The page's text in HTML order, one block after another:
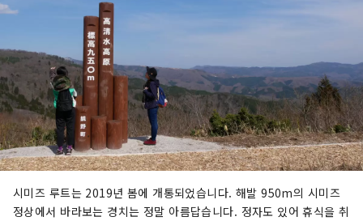
시미즈 루트는 2019년 봄에 개통되었습니다. 해발 950m의 시미즈
정상에서 바라보는 경치는 정말 아름답습니다. 정자도 있어 휴식을 취